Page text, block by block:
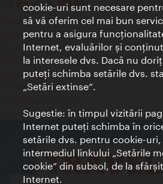
Contact
Credits
Declaraţie privind protecţia datelor
Terms of Use
Accesibilitate
Contact presa
© Copyright Wien Tourismus
cookie-uri sunt necesare
să vă oferim cel mai bun
pentru a asigura
Internet, evaluărilor şi
la interesele dvs. Dacă nu
puteţi schimba setările dvs.
„Setări extinse“.
Sugestie: în timpul vizitării
Internet puteţi schimba în
setările dvs. pentru cookie-
intermediul linkului „Setările
cookie“ din subsol, de la
Internet.